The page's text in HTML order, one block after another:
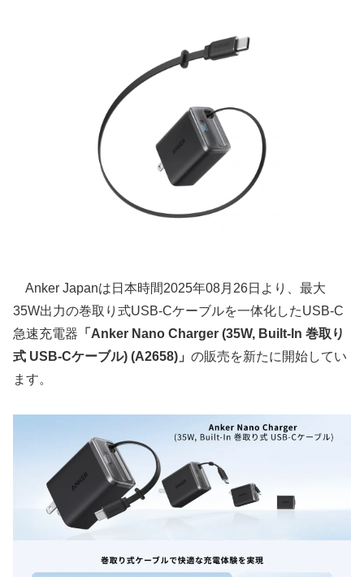
Anker Japanは日本時間2025年08月26日より、最大
35W出力の巻取り式USB-Cケーブルを一体化したUSB-C
急速充電器 「Anker Nano Charger (35W, Built-In 巻取り
式 USB-Cケーブル) (A2658)」 の販売を新たに開始してい
ます。